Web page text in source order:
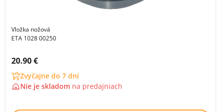
Vložka nožová
ETA 1028 00250
Cena s DPH:
20.90 €
Zvyčajne do 7 dní
Nie je skladom na predajniach